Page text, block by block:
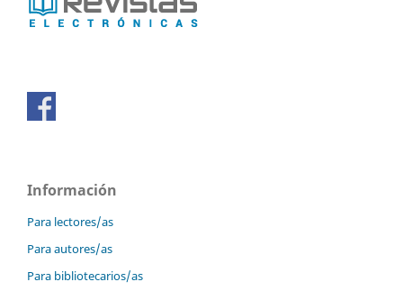
Información
Para lectores/as
Para autores/as
Para bibliotecarios/as